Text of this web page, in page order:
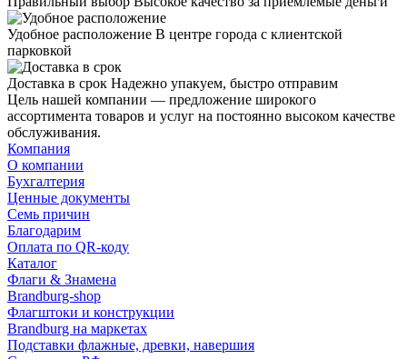
Удобное расположение В центре города с клиентской
парковкой
Доставка в срок Надежно упакуем, быстро отправим
Цель нашей компании — предложение широкого
ассортимента товаров и услуг на постоянно высоком качестве
обслуживания.
Компания
О компании
Бухгалтерия
Ценные документы
Семь причин
Благодарим
Оплата по QR-коду
Каталог
Флаги & Знамена
Brandburg-shop
Флагштоки и конструкции
Brandburg на маркетах
Подставки флажные, древки, навершия